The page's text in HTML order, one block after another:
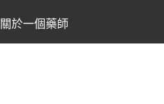
關於一個藥師